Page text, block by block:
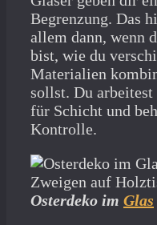
Begrenzung. Das
allem dann, wenn
bist, wie du
Materialien
sollst. Du arbeitest
für Schicht und
Kontrolle.
Osterdeko im Glas